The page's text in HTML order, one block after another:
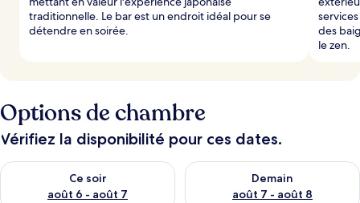
traditionnelle. Le bar est un endroit idéal pour se
détendre en soirée.
des
le zen.
Options de chambre
Vérifiez la disponibilité pour ces dates.
Ce soir
août 6 - août 7
Vérifier la disponibilité pour ce soir août 6 - août 7
Demain
août 7 - août 8
Vérifier la disponibilité pour